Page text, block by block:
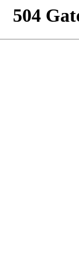
504